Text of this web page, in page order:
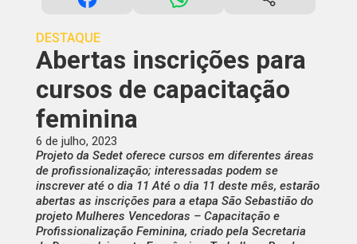
DESTAQUE
Abertas inscrições para
cursos de capacitação
feminina
6 de julho, 2023
Projeto da Sedet oferece cursos em diferentes áreas
de profissionalização; interessadas podem se
inscrever até o dia 11 Até o dia 11 deste mês, estarão
abertas as inscrições para a etapa São Sebastião do
projeto Mulheres Vencedoras – Capacitação e
Profissionalização Feminina, criado pela Secretaria